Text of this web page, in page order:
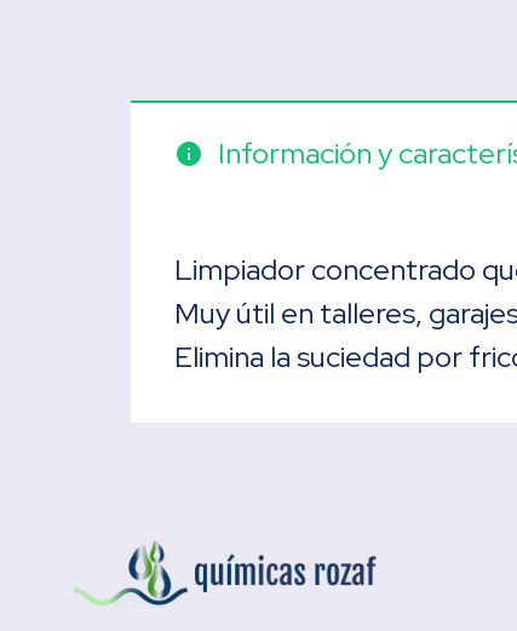
info Información y
Limpiador concentrado
Muy útil en talleres,
Elimina la suciedad por